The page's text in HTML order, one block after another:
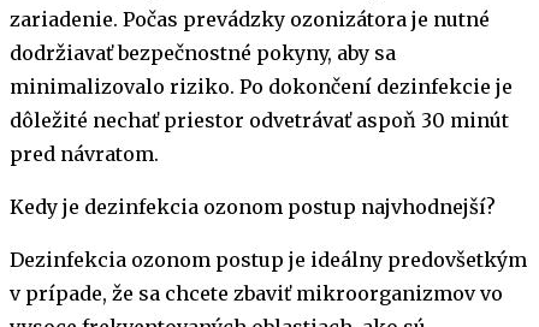
zariadenie. Počas prevádzky ozonizátora je nutné
dodržiavať bezpečnostné pokyny, aby sa
minimalizovalo riziko. Po dokončení dezinfekcie je
dôležité nechať priestor odvetrávať aspoň 30 minút
pred návratom.
Kedy je dezinfekcia ozonom postup najvhodnejší?
Dezinfekcia ozonom postup je ideálny predovšetkým
v prípade, že sa chcete zbaviť mikroorganizmov vo